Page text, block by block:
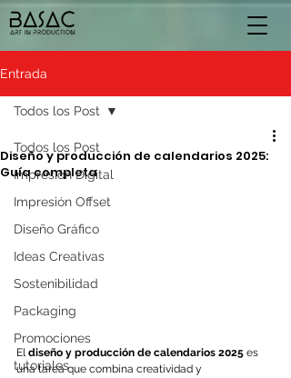
Entrada
Todos los Post
Impresión Digital
Impresión Offset
Diseño Gráfico
Ideas Creativas
Sostenibilidad
Packaging
Promociones
tutoriales
Todos los Post
Diseño y producción de calendarios 2025:
Guía completa
El diseño y producción de calendarios 2025 es
una tarea que combina creatividad y